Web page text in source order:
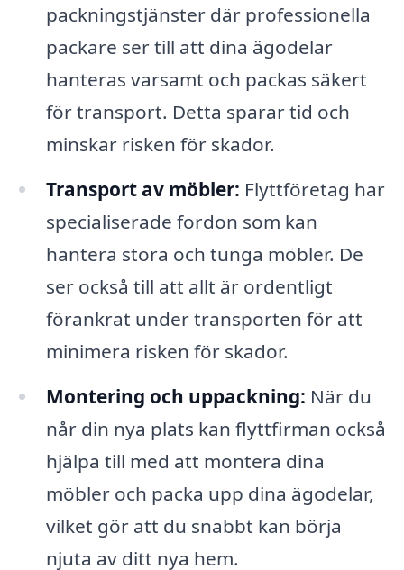
packningstjänster där professionella
packare ser till att dina ägodelar
hanteras varsamt och packas säkert
för transport. Detta sparar tid och
minskar risken för skador.
Transport av möbler: Flyttföretag har
specialiserade fordon som kan
hantera stora och tunga möbler. De
ser också till att allt är ordentligt
förankrat under transporten för att
minimera risken för skador.
Montering och uppackning: När du
når din nya plats kan flyttfirman också
hjälpa till med att montera dina
möbler och packa upp dina ägodelar,
vilket gör att du snabbt kan börja
njuta av ditt nya hem.